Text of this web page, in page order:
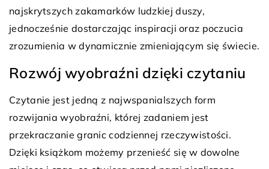
najskrytszych zakamarków ludzkiej duszy,
jednocześnie dostarczając inspiracji oraz poczucia
zrozumienia w dynamicznie zmieniającym się świecie.
Rozwój wyobraźni dzięki czytaniu
Czytanie jest jedną z najwspanialszych form
rozwijania wyobraźni, której zadaniem jest
przekraczanie granic codziennej rzeczywistości.
Dzięki książkom możemy przenieść się w dowolne